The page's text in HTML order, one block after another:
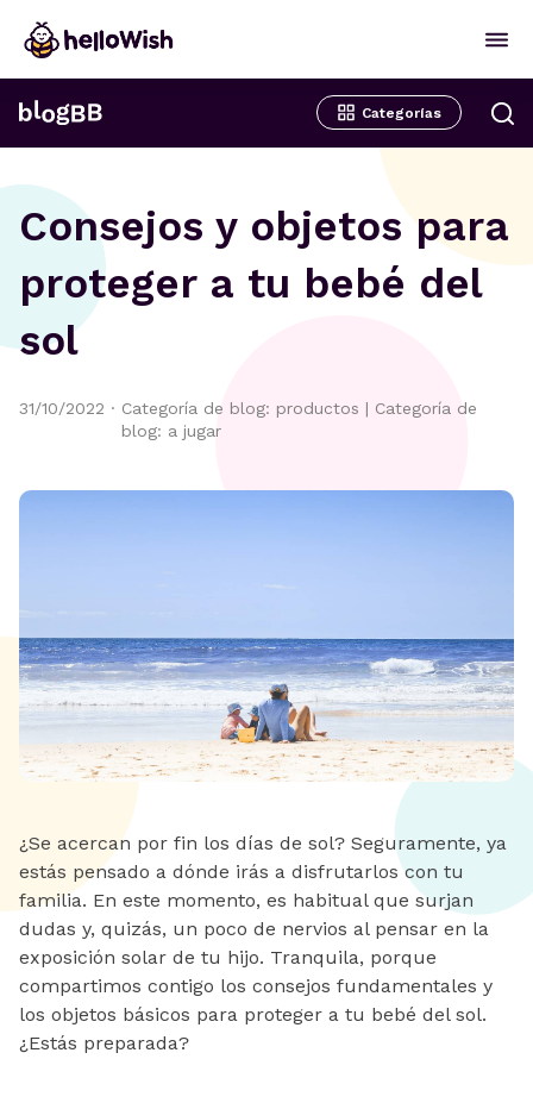
Categorías
Consejos y objetos para
proteger a tu bebé del
sol
31/10/2022 · Categoría de blog: productos | Categoría de
blog: a jugar
¿Se acercan por fin los días de sol? Seguramente, ya
estás pensado a dónde irás a disfrutarlos con tu
familia. En este momento, es habitual que surjan
dudas y, quizás, un poco de nervios al pensar en la
exposición solar de tu hijo. Tranquila, porque
compartimos contigo los consejos fundamentales y
los objetos básicos para proteger a tu bebé del sol.
¿Estás preparada?